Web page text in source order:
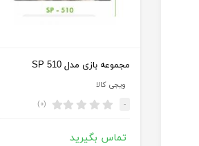
مجموعه بازی مدل SP 510
ویجی کالا
- (۰)
تماس بگیرید